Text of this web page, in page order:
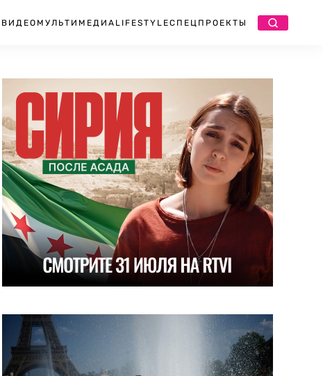
ВИДЕО МУЛЬТИМЕДИА LIFESTYLEСПЕЦПРОЕКТЫ